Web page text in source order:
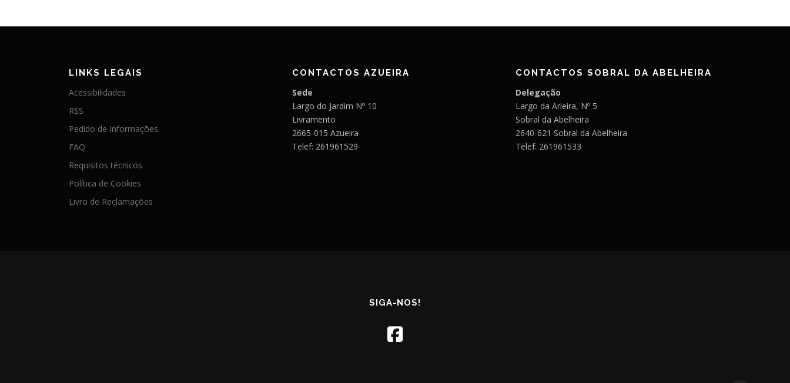
LINKS LEGAIS
Acessibilidades
RSS
Pedido de Informações
FAQ
Requisitos técnicos
Política de Cookies
Livro de Reclamações
CONTACTOS AZUEIRA
Sede
Largo do Jardim Nº 10
Livramento
2665-015 Azueira
Telef: 261961529
CONTACTOS SOBRAL DA ABELHEIRA
Delegação
Largo da Arieira, Nº 5
Sobral da Abelheira
2640-621 Sobral da Abelheira
Telef: 261961533
SIGA-NOS!